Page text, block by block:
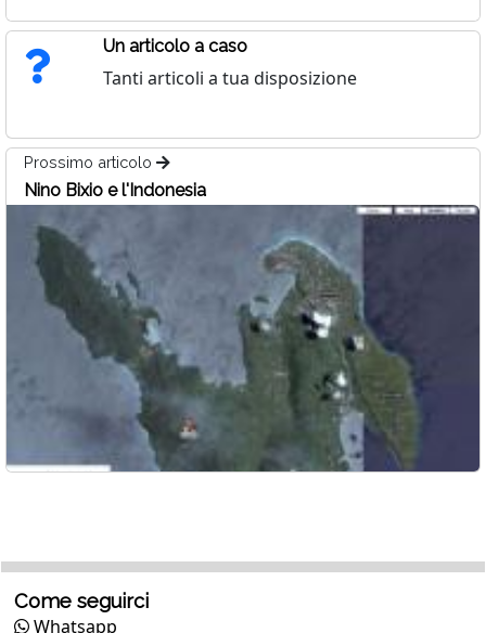
Un articolo a caso
Tanti articoli a tua disposizione
Prossimo articolo
Nino Bixio e l'Indonesia
Come seguirci
Whatsapp